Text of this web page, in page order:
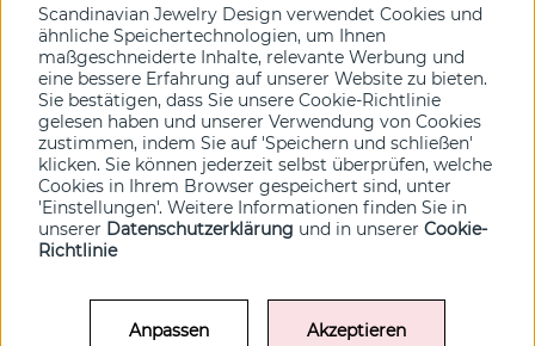
hier an.
Ja bitte!
Scandinavian Jewelry Design verwendet Cookies und
ähnliche Speichertechnologien, um Ihnen
maßgeschneiderte Inhalte, relevante Werbung und
eine bessere Erfahrung auf unserer Website zu bieten.
Sie bestätigen, dass Sie unsere Cookie-Richtlinie
gelesen haben und unserer Verwendung von Cookies
zustimmen, indem Sie auf 'Speichern und schließen'
klicken. Sie können jederzeit selbst überprüfen, welche
Cookies in Ihrem Browser gespeichert sind, unter
'Einstellungen'. Weitere Informationen finden Sie in
unserer Datenschutzerklärung und in unserer Cookie-
Richtlinie
Anpassen Akzeptieren